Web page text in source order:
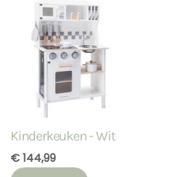
Kinderkeuken - Wit
€ 144,99